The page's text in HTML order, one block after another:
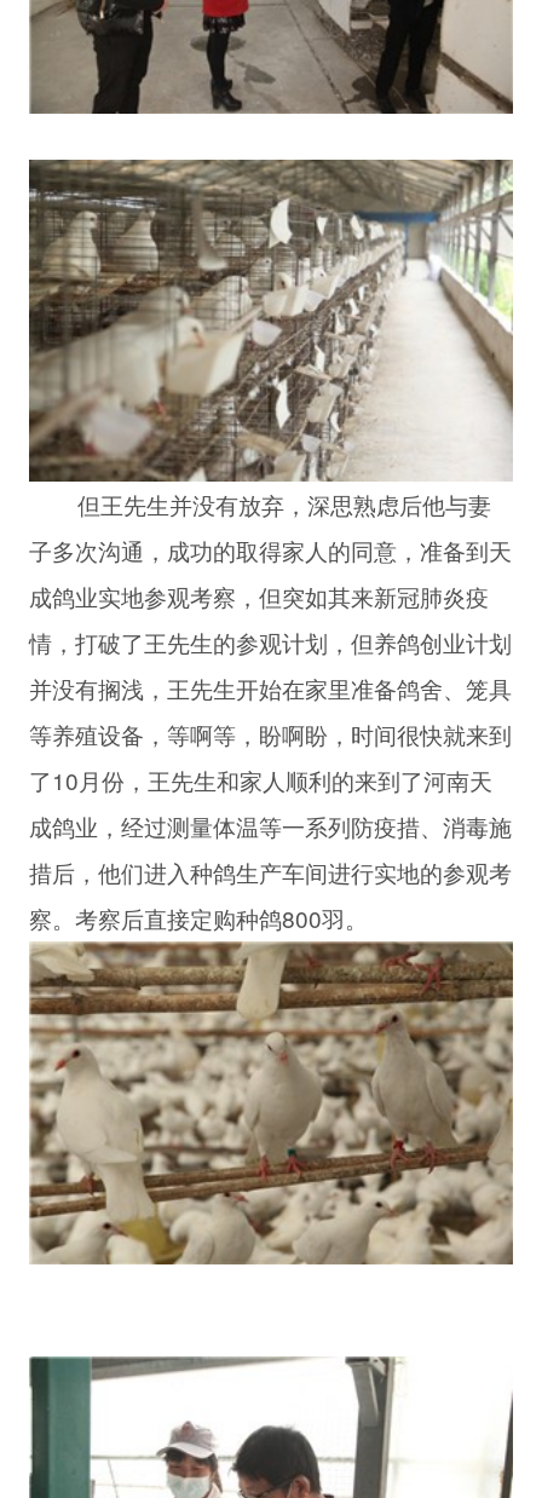
但王先生并没有放弃，深思熟虑后他与妻
子多次沟通，成功的取得家人的同意，准备到天
成鸽业实地参观考察，但突如其来新冠肺炎疫
情，打破了王先生的参观计划，但养鸽创业计划
并没有搁浅，王先生开始在家里准备鸽舍、笼具
等养殖设备，等啊等，盼啊盼，时间很快就来到
了10月份，王先生和家人顺利的来到了河南天
成鸽业，经过测量体温等一系列防疫措、消毒施
措后，他们进入种鸽生产车间进行实地的参观考
察。考察后直接定购种鸽800羽。